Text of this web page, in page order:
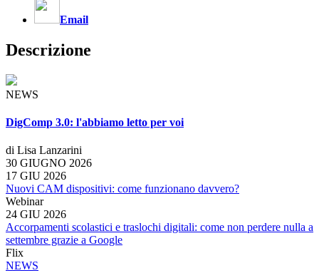
Email
Descrizione
NEWS
DigComp 3.0: l'abbiamo letto per voi
di Lisa Lanzarini
30 GIUGNO 2026
17 GIU 2026
Nuovi CAM dispositivi: come funzionano davvero?
Webinar
24 GIU 2026
Accorpamenti scolastici e traslochi digitali: come non perdere nulla a
settembre grazie a Google
Flix
NEWS